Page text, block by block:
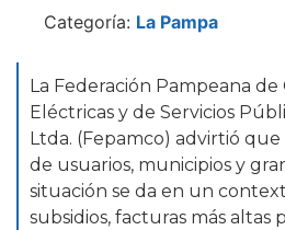
Categoría: La Pampa
La Federación Pampeana de
Eléctricas y de Servicios
Ltda. (Fepamco) advirtió
de usuarios, municipios y
situación se da en un
subsidios, facturas más altas